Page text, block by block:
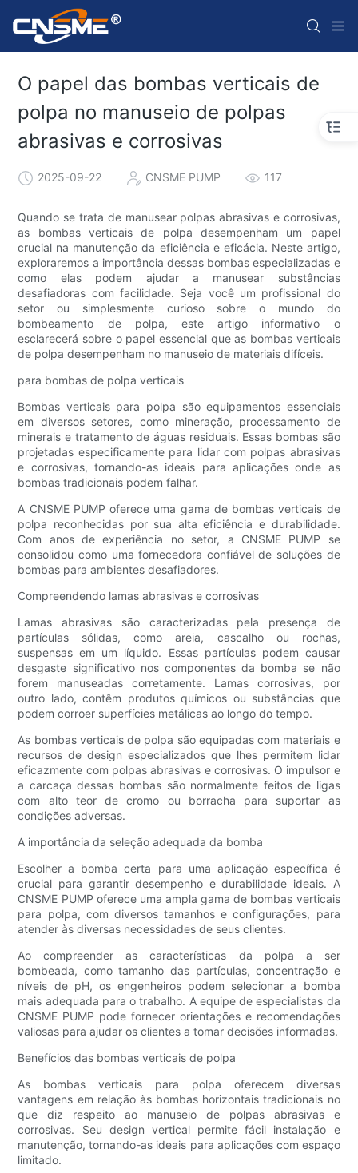
O papel das bombas verticais de
polpa no manuseio de polpas
abrasivas e corrosivas
2025-09-22 CNSME PUMP 117
Quando se trata de manusear polpas abrasivas e corrosivas,
as bombas verticais de polpa desempenham um papel
crucial na manutenção da eficiência e eficácia. Neste artigo,
exploraremos a importância dessas bombas especializadas e
como elas podem ajudar a manusear substâncias
desafiadoras com facilidade. Seja você um profissional do
setor ou simplesmente curioso sobre o mundo do
bombeamento de polpa, este artigo informativo o
esclarecerá sobre o papel essencial que as bombas verticais
de polpa desempenham no manuseio de materiais difíceis.
para bombas de polpa verticais
Bombas verticais para polpa são equipamentos essenciais
em diversos setores, como mineração, processamento de
minerais e tratamento de águas residuais. Essas bombas são
projetadas especificamente para lidar com polpas abrasivas
e corrosivas, tornando-as ideais para aplicações onde as
bombas tradicionais podem falhar.
A CNSME PUMP oferece uma gama de bombas verticais de
polpa reconhecidas por sua alta eficiência e durabilidade.
Com anos de experiência no setor, a CNSME PUMP se
consolidou como uma fornecedora confiável de soluções de
bombas para ambientes desafiadores.
Compreendendo lamas abrasivas e corrosivas
Lamas abrasivas são caracterizadas pela presença de
partículas sólidas, como areia, cascalho ou rochas,
suspensas em um líquido. Essas partículas podem causar
desgaste significativo nos componentes da bomba se não
forem manuseadas corretamente. Lamas corrosivas, por
outro lado, contêm produtos químicos ou substâncias que
podem corroer superfícies metálicas ao longo do tempo.
As bombas verticais de polpa são equipadas com materiais e
recursos de design especializados que lhes permitem lidar
eficazmente com polpas abrasivas e corrosivas. O impulsor e
a carcaça dessas bombas são normalmente feitos de ligas
com alto teor de cromo ou borracha para suportar as
condições adversas.
A importância da seleção adequada da bomba
Escolher a bomba certa para uma aplicação específica é
crucial para garantir desempenho e durabilidade ideais. A
CNSME PUMP oferece uma ampla gama de bombas verticais
para polpa, com diversos tamanhos e configurações, para
atender às diversas necessidades de seus clientes.
Ao compreender as características da polpa a ser
bombeada, como tamanho das partículas, concentração e
níveis de pH, os engenheiros podem selecionar a bomba
mais adequada para o trabalho. A equipe de especialistas da
CNSME PUMP pode fornecer orientações e recomendações
valiosas para ajudar os clientes a tomar decisões informadas.
Benefícios das bombas verticais de polpa
As bombas verticais para polpa oferecem diversas
vantagens em relação às bombas horizontais tradicionais no
que diz respeito ao manuseio de polpas abrasivas e
corrosivas. Seu design vertical permite fácil instalação e
manutenção, tornando-as ideais para aplicações com espaço
limitado.